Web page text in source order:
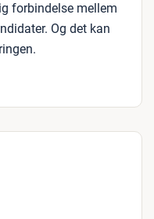
forbindelse mellem
Og det kan